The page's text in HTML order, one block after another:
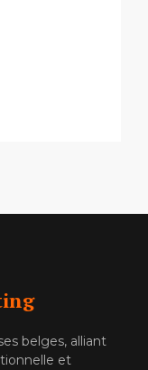
belges, alliant
et